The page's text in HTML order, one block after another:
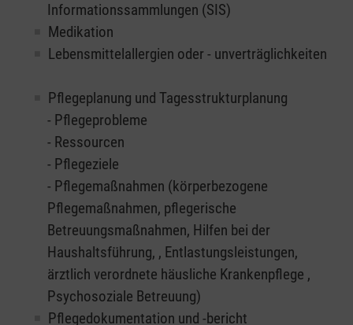
Informationssammlungen (SIS)
Medikation
Lebensmittelallergien oder - unverträglichkeiten
Pflegeplanung und Tagesstrukturplanung
- Pflegeprobleme
- Ressourcen
- Pflegeziele
- Pflegemaßnahmen (körperbezogene
Pflegemaßnahmen, pflegerische
Betreuungsmaßnahmen, Hilfen bei der
Haushaltsführung, , Entlastungsleistungen,
ärztlich verordnete häusliche Krankenpflege ,
Psychosoziale Betreuung)
Pflegedokumentation und -bericht